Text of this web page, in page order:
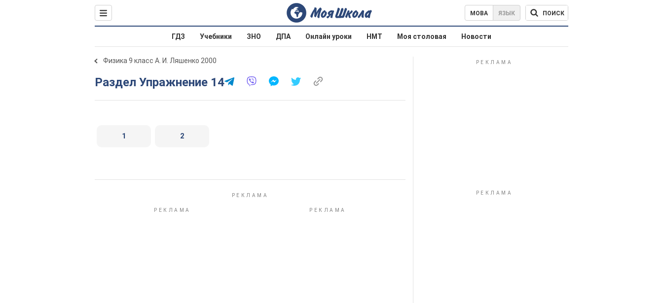
МОВА ЯЗЫК ПОИСК
ГДЗ Учебники ЗНО ДПА Онлайн уроки НМТ Моя столовая Новости
Физика 9 класс А. И. Ляшенко 2000
Раздел Упражнение 14
1 2